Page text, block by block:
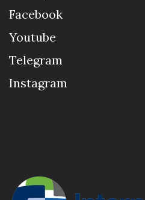
Facebook
Youtube
Telegram
Instagram